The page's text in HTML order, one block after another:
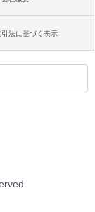
法に基づく表示